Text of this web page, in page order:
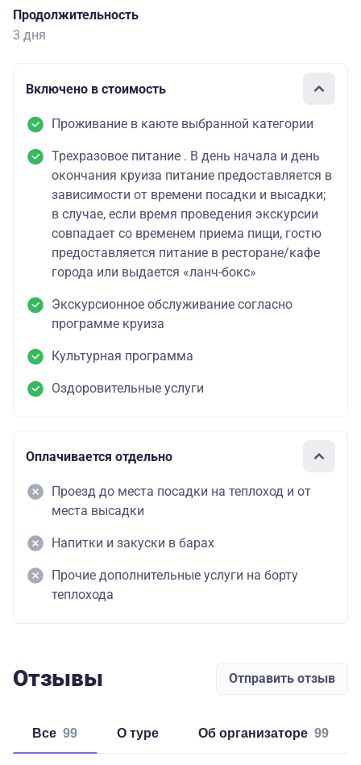
Продолжительность
3 дня
Включено в стоимость
Проживание в каюте выбранной категории
Трехразовое питание . В день начала и день
окончания круиза питание предоставляется в
зависимости от времени посадки и высадки;
в случае, если время проведения экскурсии
совпадает со временем приема пищи, гостю
предоставляется питание в ресторане/кафе
города или выдается «ланч-бокс»
Экскурсионное обслуживание согласно
программе круиза
Культурная программа
Оздоровительные услуги
Оплачивается отдельно
Проезд до места посадки на теплоход и от
места высадки
Напитки и закуски в барах
Прочие дополнительные услуги на борту
теплохода
Отзывы Отправить отзыв
Все 99 о туре об организаторе 99